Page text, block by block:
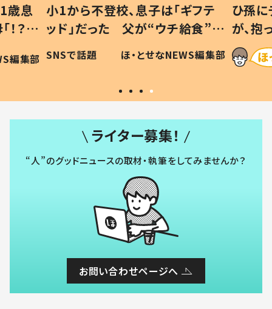
歳息
？」
編集部
小1から不登校、息子は「ギフテ
ッド」だった 父が“ウチ給食”を
作り続ける理由とは #令和の親
#令和の子
SNSで話題 ほ・とせなNEWS編集部
ひ孫
が、
「涙が
い」
ライター募集！
“人”のグッドニュースの取材・執筆をしてみませんか？
お問い合わせページへ